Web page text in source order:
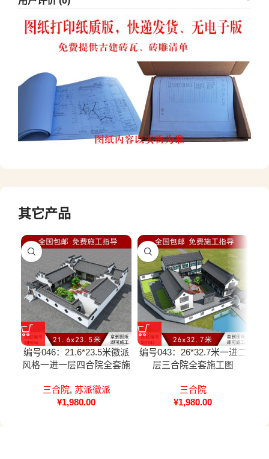
其它产品
编号046：21.6*23.5米徽派
风格一进一层四合院全套施
三合院, 苏派徽派
¥1,980.00
编号043：26*32.7米一进二
层三合院全套施工图
三合院
¥1,980.00